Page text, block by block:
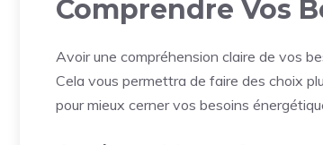
Comprendre Vos
Avoir une compréhension claire de vos
Cela vous permettra de faire des choix
pour mieux cerner vos besoins